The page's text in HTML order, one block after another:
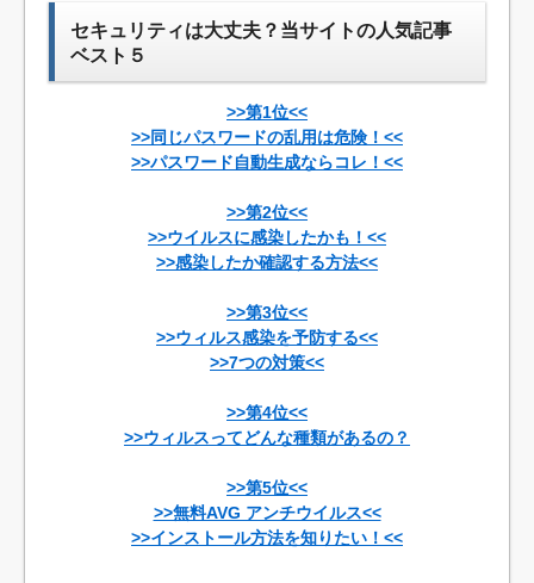
セキュリティは大丈夫？当サイトの人気記事
ベスト５
>>第1位<<
>>同じパスワードの乱用は危険！<<
>>パスワード自動生成ならコレ！<<
>>第2位<<
>>ウイルスに感染したかも！<<
>>感染したか確認する方法<<
>>第3位<<
>>ウィルス感染を予防する<<
>>7つの対策<<
>>第4位<<
>>ウィルスってどんな種類があるの？
>>第5位<<
>>無料AVG アンチウイルス<<
>>インストール方法を知りたい！<<